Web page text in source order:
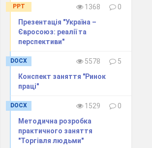
PPT 1368
0
Презентація "Україна –
Євросоюз: реалії та
перспективи"
DOCX 5578
5
Конспект заняття "Ринок
праці"
DOCX 1529
0
Методична розробка
практичного заняття
"Торгівля людьми"